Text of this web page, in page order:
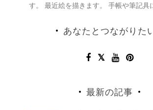
す。 最近絵を描きます。 手帳や筆記具
あなたとつながりた
最新の記事